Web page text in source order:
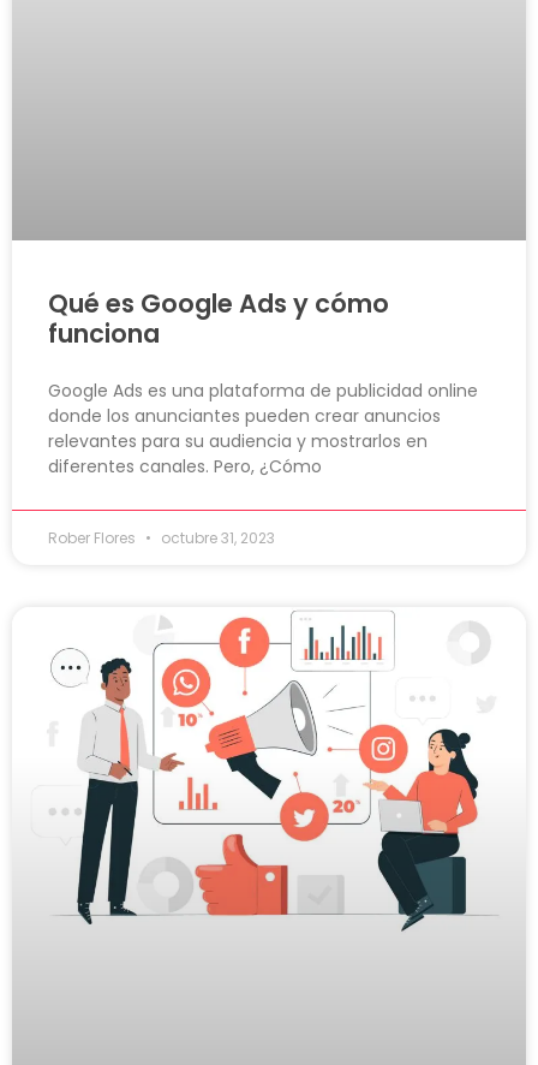
Qué es Google Ads y cómo
funciona
Google Ads es una plataforma de publicidad online
donde los anunciantes pueden crear anuncios
relevantes para su audiencia y mostrarlos en
diferentes canales. Pero, ¿Cómo
Rober Flores octubre 31, 2023